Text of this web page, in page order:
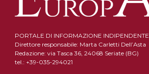
PORTALE DI INFORMAZIONE INDIPENDENTE
Direttore responsabile: Marta Carletti Dell’Asta
Redazione: via Tasca 36, 24068 Seriate (BG)
tel.: +39-035-294021